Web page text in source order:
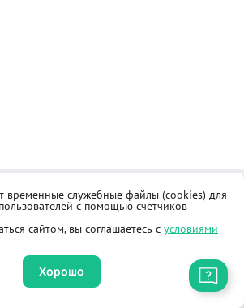
Общественная приёмная
Оферта
Правила продажи товаров
временные служебные файлы (cookies) для
с помощью счетчиков
сайтом, вы соглашаетесь с условиями
Хорошо